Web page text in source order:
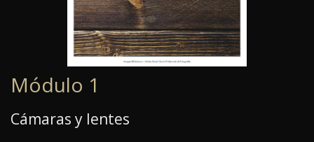
Módulo 1
Cámaras y lentes